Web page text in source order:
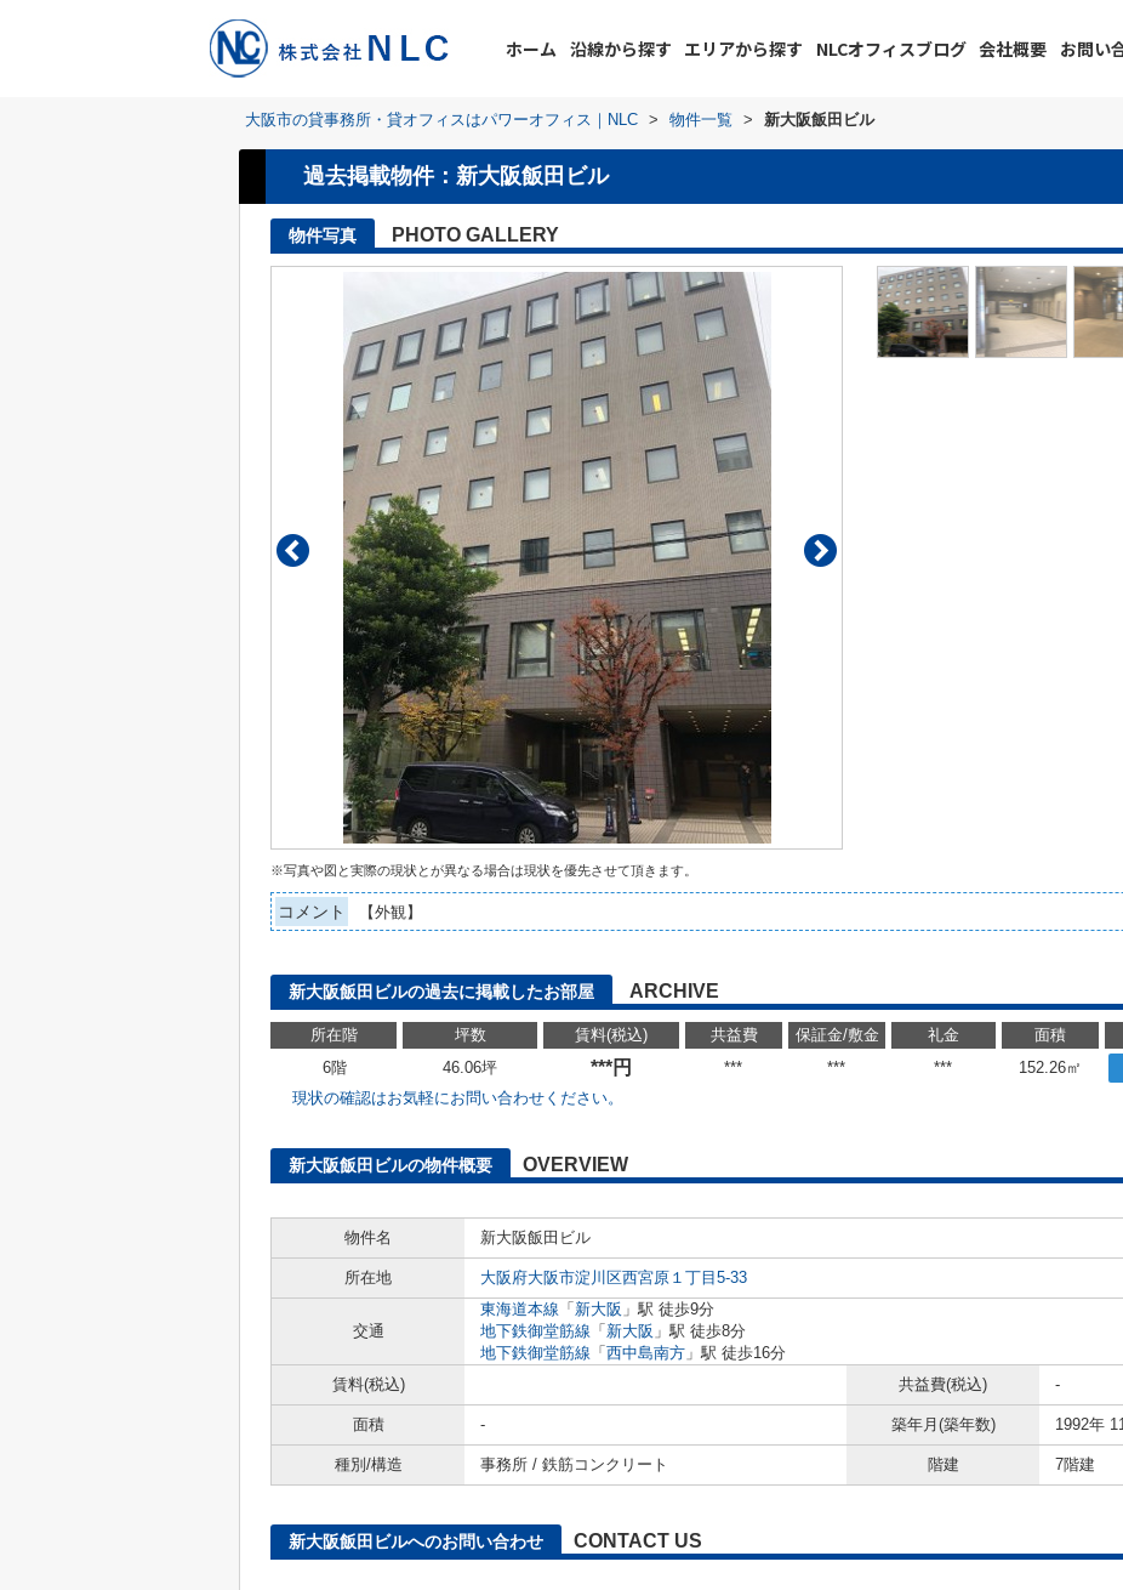
ホーム 沿線から探す エリアから探す NLCオフィスブログ 会社概要 お問い
大阪市の貸事務所・貸オフィスはパワーオフィス｜NLC > 物件一覧 > 新大阪飯田ビル
過去掲載物件：新大阪飯田ビル
物件写真 PHOTO GALLERY
※写真や図と実際の現状とが異なる場合は現状を優先させて頂きます。
コメント 【外観】
新大阪飯田ビルの過去に掲載したお部屋 ARCHIVE
所在階 坪数 賃料(税込) 共益費 保証金/敷金 礼金 面積
6階
46.06坪 ***円 *** *** *** 152.26㎡
現状の確認はお気軽にお問い合わせください。
新大阪飯田ビルの物件概要 OVERVIEW
物件名
新大阪飯田ビル
所在地 大阪府大阪市淀川区西宮原１丁目5-33
交通
東海道本線 「 新大阪 」駅 徒歩9分
地下鉄御堂筋線 「 新大阪 」駅 徒歩8分
地下鉄御堂筋線 「 西中島南方 」駅 徒歩16分
賃料(税込)
共益費(税込) -
面積 - 築年月(築年数) 1992年
種別/構造 事務所 / 鉄筋コンクリート 階建 7階建
新大阪飯田ビルへのお問い合わせ CONTACT US